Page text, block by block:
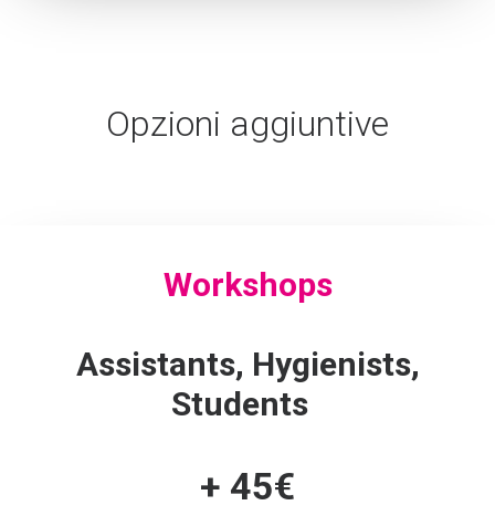
Opzioni aggiuntive
Workshops
Assistants, Hygienists,
Students
+ 45€